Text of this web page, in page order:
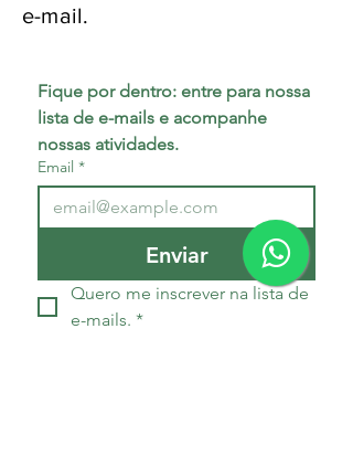
e-mail.
Fique por dentro: entre para nossa
lista de e-mails e acompanhe
nossas atividades.
Email *
Enviar
Quero me inscrever na lista de
e-mails. *